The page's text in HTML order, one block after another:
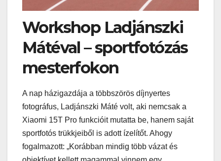
Workshop Ladjánszki
Mátéval – sportfotózás
mesterfokon
A nap házigazdája a többszörös díjnyertes
fotográfus, Ladjánszki Máté volt, aki nemcsak a
Xiaomi 15T Pro funkcióit mutatta be, hanem saját
sportfotós trükkjeiből is adott ízelítőt. Ahogy
fogalmazott: „Korábban mindig több vázat és